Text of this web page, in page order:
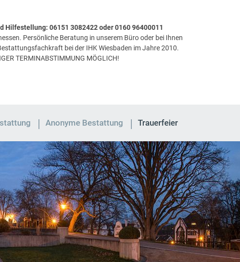
Hilfestellung: 06151 3082422 oder 0160 96400011
Persönliche Beratung in unserem Büro oder bei Ihnen
bei der IHK Wiesbaden im Jahre 2010.
TERMINABSTIMMUNG MÖGLICH!
Anonyme Bestattung Trauerfeier